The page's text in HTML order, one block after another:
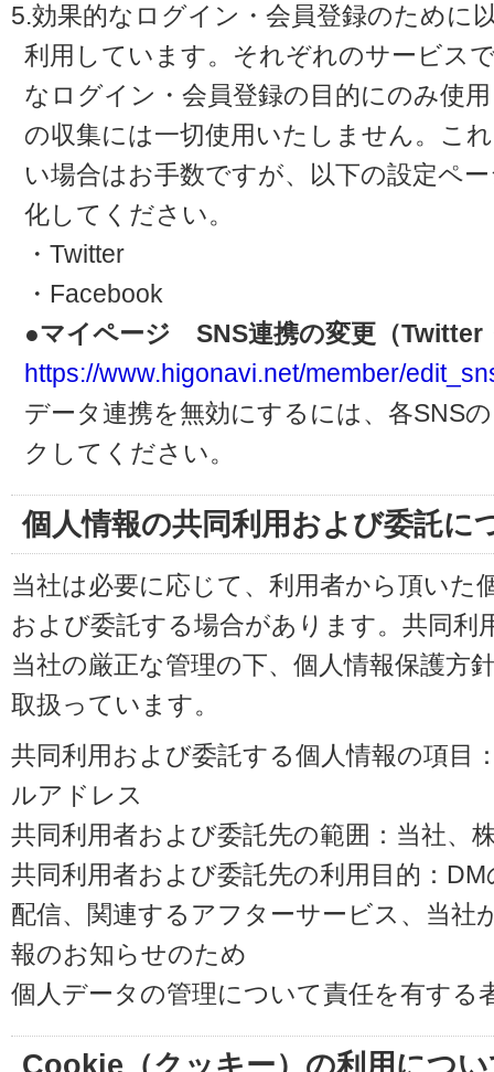
5.効果的なログイン・会員登録のために
利用しています。それぞれのサービス
なログイン・会員登録の目的にのみ使
の収集には一切使用いたしません。こ
い場合はお手数ですが、以下の設定ペ
化してください。
・Twitter
・Facebook
●マイページ SNS連携の変更（Twitter
https://www.higonavi.net/member/
データ連携を無効にするには、各SNS
クしてください。
個人情報の共同利用および委託に
当社は必要に応じて、利用者から頂いた
および委託する場合があります。共同利
当社の厳正な管理の下、個人情報保護方
取扱っています。
共同利用および委託する個人情報の項目
ルアドレス
共同利用者および委託先の範囲：当社、
共同利用者および委託先の利用目的：
配信、関連するアフターサービス、当社
報のお知らせのため
個人データの管理について責任を有する
Cookie（クッキー）の利用につ